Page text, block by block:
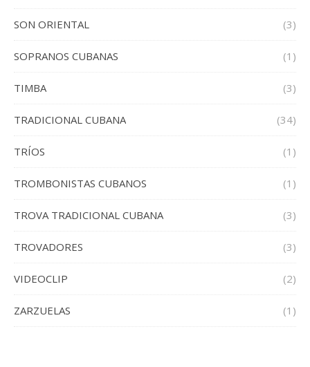
SON ORIENTAL (3)
SOPRANOS CUBANAS (1)
TIMBA (3)
TRADICIONAL CUBANA (34)
TRÍOS (1)
TROMBONISTAS CUBANOS (1)
TROVA TRADICIONAL CUBANA (3)
TROVADORES (3)
VIDEOCLIP (2)
ZARZUELAS (1)